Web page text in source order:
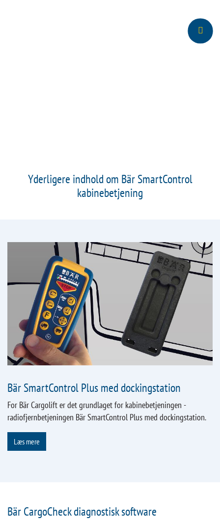
Yderligere indhold om Bär SmartControl
kabinebetjening
Bär SmartControl Plus med dockingstation
For Bär Cargolift er det grundlaget for kabinebetjeningen -
radiofjernbetjeningen Bär SmartControl Plus med dockingstation.
Læs mere
Bär CargoCheck diagnostisk software